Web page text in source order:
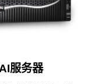
服务器